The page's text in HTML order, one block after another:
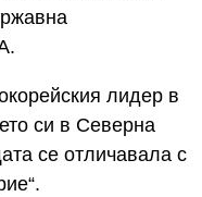
лидер в
си в Северна
се отличавала с